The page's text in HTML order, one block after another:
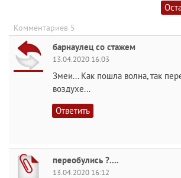
Комментариев 5
барнаулец со стажем
13.04.2020 16:03
Змеи... Как пошла волна, так
воздухе...
Ответить
переобулись ?....
13.04.2020 16:12